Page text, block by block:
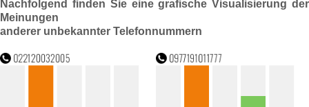
Nachfolgend finden Sie eine grafische Visualisierung der
Meinungen
anderer unbekannter Telefonnummern